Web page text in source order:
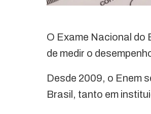
O Exame Nacional do
de medir o
Desde 2009, o Enem
Brasil, tanto em